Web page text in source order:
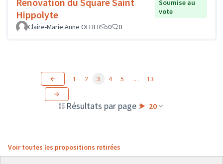
Hippolyte
Soumise au
vote
Claire-Marie Anne OLLIER
0 0
Résultats par page : 20
1 2 3 4 5 … 13
Voir toutes les propositions retirées